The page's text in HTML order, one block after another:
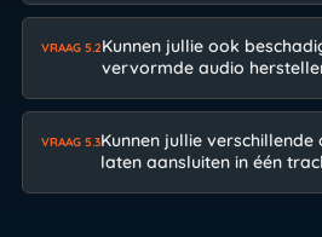
VRAAG 5.2Kunnen jullie ook
vervormde audio
VRAAG 5.3Kunnen jullie verschillende
laten aansluiten in één